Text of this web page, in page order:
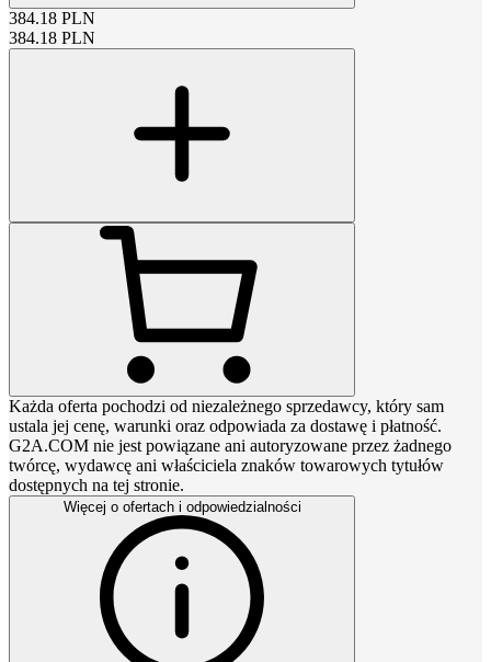
384.18 PLN
384.18 PLN
Każda oferta pochodzi od niezależnego sprzedawcy, który sam
ustala jej cenę, warunki oraz odpowiada za dostawę i płatność.
G2A.COM nie jest powiązane ani autoryzowane przez żadnego
twórcę, wydawcę ani właściciela znaków towarowych tytułów
dostępnych na tej stronie.
Więcej o ofertach i odpowiedzialności